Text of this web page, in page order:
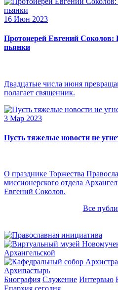
16 Июн 2023
Протоиерей Евгений
пьянки
Двадцатые числа июня
полагает священник.
3 Мар 2023
Пусть тяжелые новости не
О празднике Торжества
миссионерского отдела
Евгений Соколов.
Все
Архипастырь
Биография Служение Интервью